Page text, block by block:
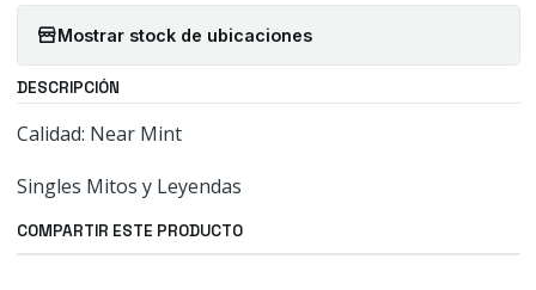
Mostrar stock de ubicaciones
DESCRIPCIÓN
Calidad: Near Mint
Singles Mitos y Leyendas
COMPARTIR ESTE PRODUCTO